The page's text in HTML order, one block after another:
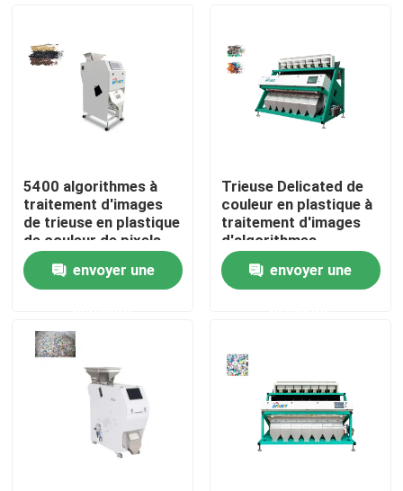
Maison
Produits
Au sujet de nous
Visite d'usine
Contrôle de qualité
Contactez-nous
5400 algorithmes à
traitement d'images
de trieuse en plastique
de couleur de pixels
envoyer une
Trieuse Delicated de
couleur en plastique à
traitement d'images
d'algorithmes
envoyer une